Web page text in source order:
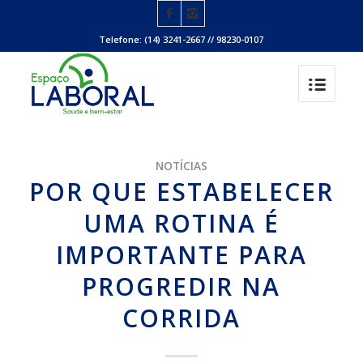
Telefone: (14) 3241-2667 // 98230-0107
NOTÍCIAS
POR QUE ESTABELECER
UMA ROTINA É
IMPORTANTE PARA
PROGREDIR NA
CORRIDA